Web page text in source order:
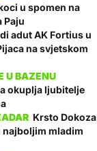
u spomen na
Paju
adut AK Fortius u
na svjetskom
okuplja ljubitelje
Krsto Dokoza
mladim